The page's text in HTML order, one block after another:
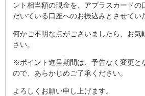
ント相当額の現金を、アプラスカードの
だいている口座へのお振込みとさせてい
何かご不明な点がございましたら、お気
さい。
※ポイント進呈期間は、予告なく変更と
ので、あらかじめご了承ください。
よろしくお願い申し上げます。